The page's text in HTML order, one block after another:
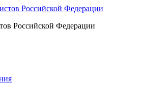
Российской Федерации